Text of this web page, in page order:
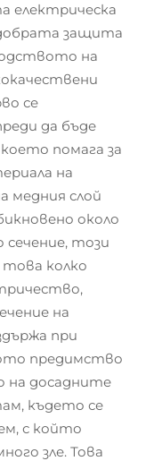
електрическа
защита
на
се
да бъде
помага за
на
медния слой
около
сечение, този
това колко
на
при
предимство
досадните
където се
с който
зле. Това